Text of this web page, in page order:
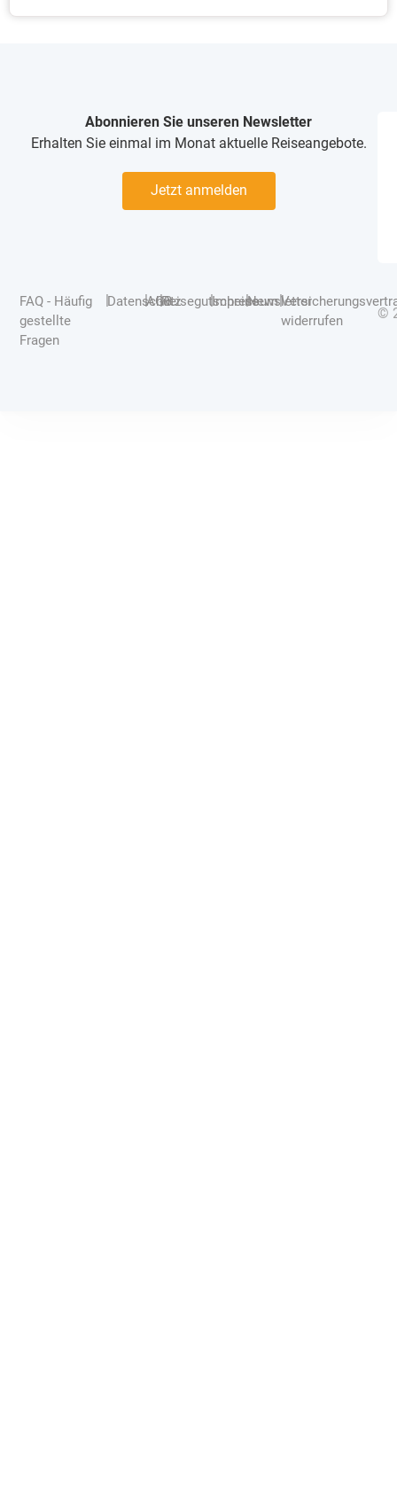
Abonnieren Sie unseren Newsletter
Erhalten Sie einmal im Monat aktuelle Reiseangebote.
Jetzt anmelden
FAQ - Häufig
gestellte
Fragen
|Datenschutz
|AGB
|Reisegutscheine
|Impressum
|Newsletter
|
widerrufen
©